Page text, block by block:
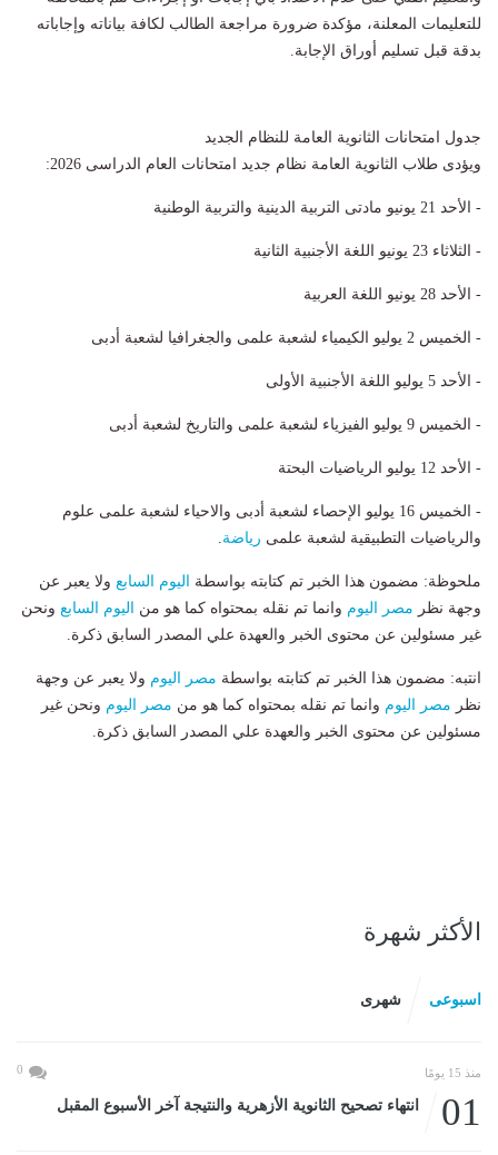
للتعليمات المعلنة، مؤكدة ضرورة مراجعة الطالب لكافة بياناته وإجاباته
بدقة قبل تسليم أوراق الإجابة.
جدول امتحانات الثانوية العامة للنظام الجديد
ويؤدى طلاب الثانوية العامة نظام جديد امتحانات العام الدراسى 2026:
- الأحد 21 يونيو مادتى التربية الدينية والتربية الوطنية
- الثلاثاء 23 يونيو اللغة الأجنبية الثانية
- الأحد 28 يونيو اللغة العربية
- الخميس 2 يوليو الكيمياء لشعبة علمى والجغرافيا لشعبة أدبى
- الأحد 5 يوليو اللغة الأجنبية الأولى
- الخميس 9 يوليو الفيزياء لشعبة علمى والتاريخ لشعبة أدبى
- الأحد 12 يوليو الرياضيات البحتة
- الخميس 16 يوليو الإحصاء لشعبة أدبى والاحياء لشعبة علمى علوم
والرياضيات التطبيقية لشعبة علمى رياضة.
ملحوظة: مضمون هذا الخبر تم كتابته بواسطة اليوم السابع ولا يعبر عن
وجهة نظر مصر اليوم وانما تم نقله بمحتواه كما هو من اليوم السابع ونحن
غير مسئولين عن محتوى الخبر والعهدة علي المصدر السابق ذكرة.
انتبه: مضمون هذا الخبر تم كتابته بواسطة مصر اليوم ولا يعبر عن وجهة
نظر مصر اليوم وانما تم نقله بمحتواه كما هو من مصر اليوم ونحن غير
مسئولين عن محتوى الخبر والعهدة علي المصدر السابق ذكرة.
الأكثر شهرة
اسبوعى شهرى
منذ 15 يومًا 0
01 انتهاء تصحيح الثانوية الأزهرية والنتيجة آخر الأسبوع المقبل